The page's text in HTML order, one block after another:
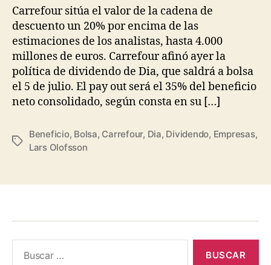
entrada
entrada
Carrefour sitúa el valor de la cadena de
descuento un 20% por encima de las
estimaciones de los analistas, hasta 4.000
millones de euros. Carrefour afinó ayer la
política de dividendo de Dia, que saldrá a bolsa
el 5 de julio. El pay out será el 35% del beneficio
neto consolidado, según consta en su […]
Etiquetas
Beneficio, Bolsa, Carrefour, Dia, Dividendo, Empresas,
Lars Olofsson